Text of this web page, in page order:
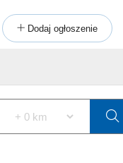
Dodaj ogłoszenie